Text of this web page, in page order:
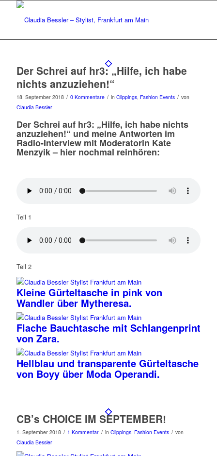
Der Schrei auf hr3: „Hilfe, ich habe
nichts anzuziehen!“
18. September 2018 / 0 Kommentare / in Clippings, Fashion Events / von
Claudia Bessler
Der Schrei auf hr3: „Hilfe, ich habe nichts
anzuziehen!“ und meine Antworten im
Radio-Interview mit Moderatorin Kate
Menzyik – hier nochmal reinhören:
Teil 1
Teil 2
Kleine Gürteltasche in pink von
Wandler über Mytheresa.
Flache Bauchtasche mit Schlangenprint
von Zara.
Hellblau und transparente Gürteltasche
von Boyy über Moda Operandi.
CB’s CHOICE IM SEPTEMBER!
1. September 2018 / 1 Kommentar / in Clippings, Fashion Events / von
Claudia Bessler